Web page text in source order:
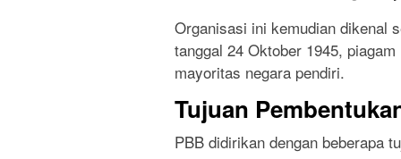
Organisasi ini kemudian dikenal
tanggal 24 Oktober 1945,
mayoritas negara pendiri.
Tujuan
PBB didirikan dengan beberapa